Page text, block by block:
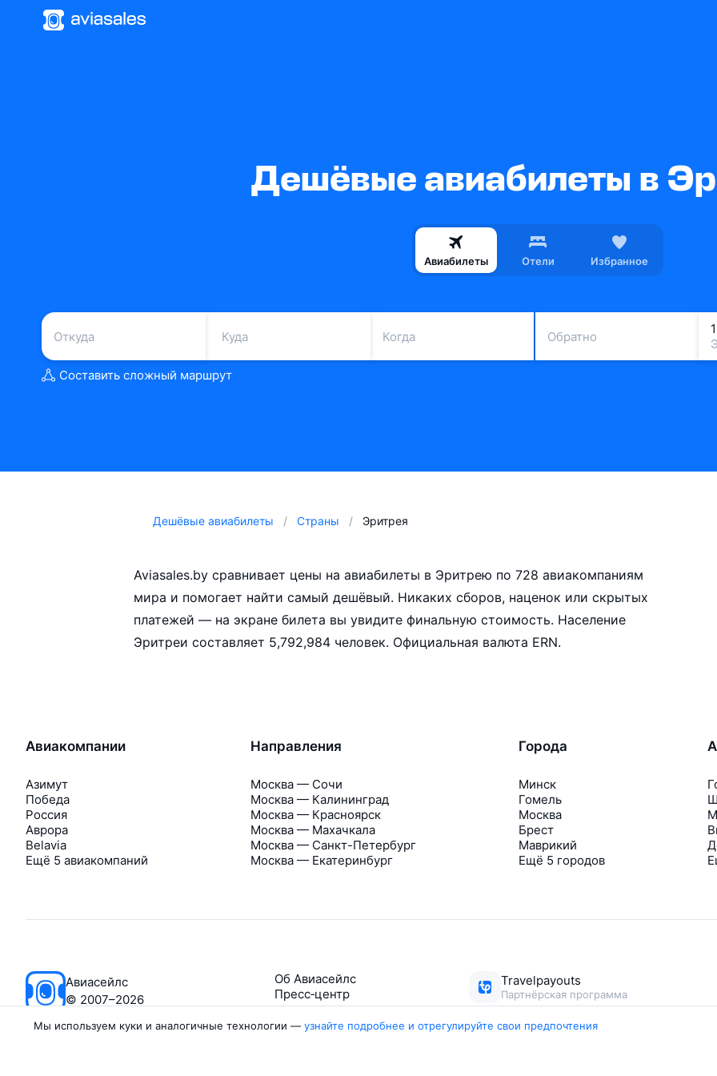
Дешёвые авиабилеты в
Авиабилеты Отели Избранное
Когда Обратно
Составить сложный маршрут
Дешёвые авиабилеты Страны Эритрея
Aviasales.by сравнивает цены на авиабилеты в Эритрею по 728 авиакомпаниям
мира и помогает найти самый дешёвый. Никаких сборов, наценок или скрытых
платежей — на экране билета вы увидите финальную стоимость. Население
Эритреи составляет 5,792,984 человек. Официальная валюта ERN.
Авиакомпании
Азимут
Победа
Россия
Аврора
Belavia
Ещё 5 авиакомпаний
Направления
Москва — Сочи
Москва — Калининград
Москва — Красноярск
Москва — Махачкала
Москва — Санкт-Петербург
Москва — Екатеринбург
Города
Минск
Гомель
Москва
Брест
Маврикий
Ещё 5 городов
Авиасейлс
© 2007–2026
Об Авиасейлс
Пресс‑центр
Travelpayouts
Партнёрская программа
Мы используем куки и аналогичные технологии — узнайте подробнее и отрегулируйте свои предпочтения